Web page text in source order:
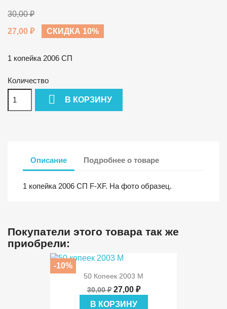
30,00 ₽
27,00 ₽
СКИДКА 10%
1 копейка 2006 СП
Количество
 В КОРЗИНУ
Описание Подробнее о товаре
1 копейка 2006 СП F-XF. На фото образец.
Покупатели этого товара так же
приобрели:
50 Копеек 2003 М
30,00 ₽ 27,00 ₽
В КОРЗИНУ
-10%